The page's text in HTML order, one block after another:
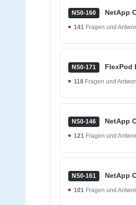
NS0-160 NetApp
141 Fragen und
NS0-171 FlexPod
118 Fragen und
NS0-146 NetApp
121 Fragen und
NS0-161 NetApp
101 Fragen und